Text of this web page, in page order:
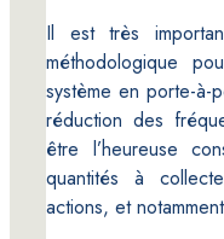
Il est très
méthodologique
système en porte-à-
réduction des
être l’heureuse
quantités à
actions, et